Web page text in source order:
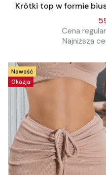
Krótki top w formie
Cena
Najniższa
Okazja
Nowość